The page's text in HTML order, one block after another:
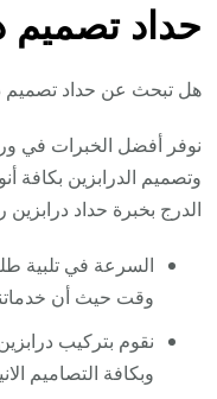
حداد تصميم
هل تبحث عن حداد تصميم
نوفر أفضل الخبرات في
وتصميم الدرابزين بكافة
الدرج بخبرة حداد
السرعة في تلبية
وقت حيث أن خدماتنا
نقوم بتركيب
وبكافة التصاميم